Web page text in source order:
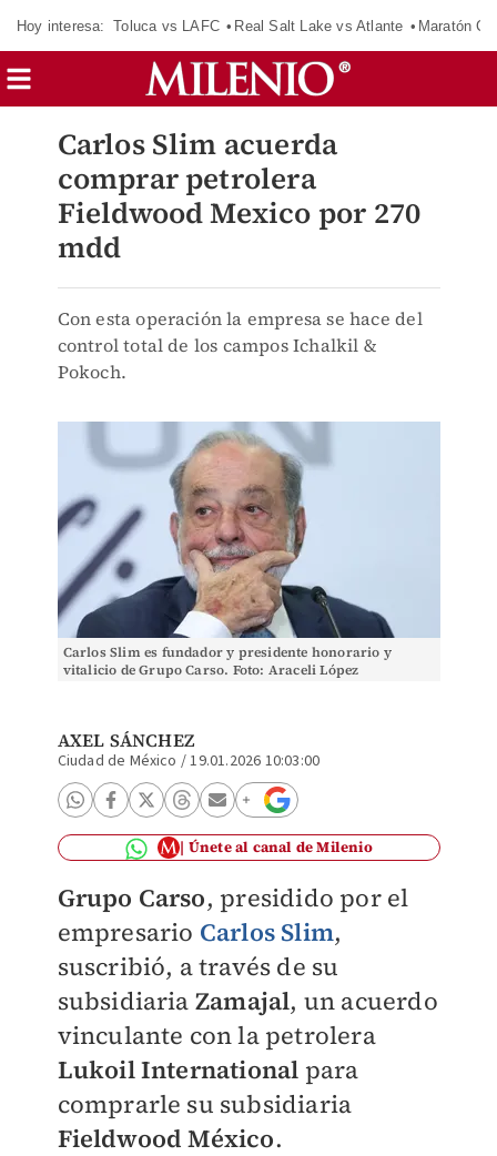
Hoy interesa: Toluca vs LAFC Real Salt Lake vs Atlante Maratón
Carlos Slim acuerda
comprar petrolera
Fieldwood Mexico por 270
mdd
Con esta operación la empresa se hace del
control total de los campos Ichalkil &
Pokoch.
Carlos Slim es fundador y presidente honorario y
vitalicio de Grupo Carso. Foto: Araceli López
AXEL SÁNCHEZ
Ciudad de México /19.01.2026 10:03:00
Únete al canal de Milenio
Grupo Carso, presidido por el
empresario Carlos Slim,
suscribió, a través de su
subsidiaria Zamajal, un acuerdo
vinculante con la petrolera
Lukoil International para
comprarle su subsidiaria
Fieldwood México.